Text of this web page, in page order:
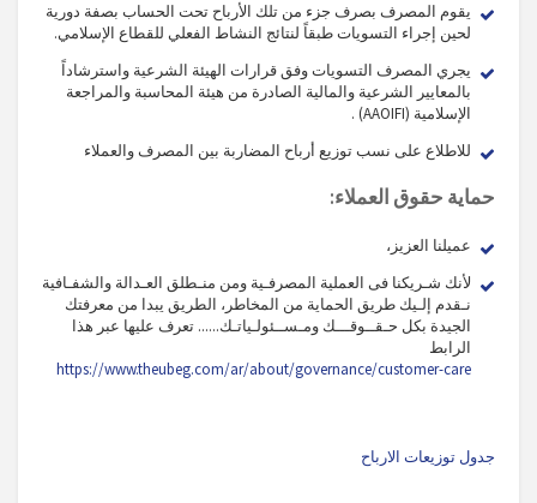
يقوم المصرف بصرف جزء من تلك الأرباح تحت الحساب بصفة دورية
لحين إجراء التسويات طبقاً لنتائج النشاط الفعلي للقطاع الإسلامي.
يجري المصرف التسويات وفق قرارات الهيئة الشرعية واسترشاداً
بالمعايير الشرعية والمالية الصادرة من هيئة المحاسبة والمراجعة
الإسلامية (AAOIFI) .
للاطلاع على نسب توزيع أرباح المضاربة بين المصرف والعملاء
حماية حقوق العملاء:
عميلنا العزيز،
لأنك شـريكنا فى العملية المصرفـية ومن منـطلق العـدالة والشفـافية
نـقدم إلـيك طريق الحماية من المخاطر، الطريق يبدا من معرفتك
الجيدة بكل حـقــوقـــك ومـســئولـياتـك...... تعرف عليها عبر هذا
الرابط
https://www.theubeg.com/ar/about/governance/customer-care
جدول توزيعات الارباح